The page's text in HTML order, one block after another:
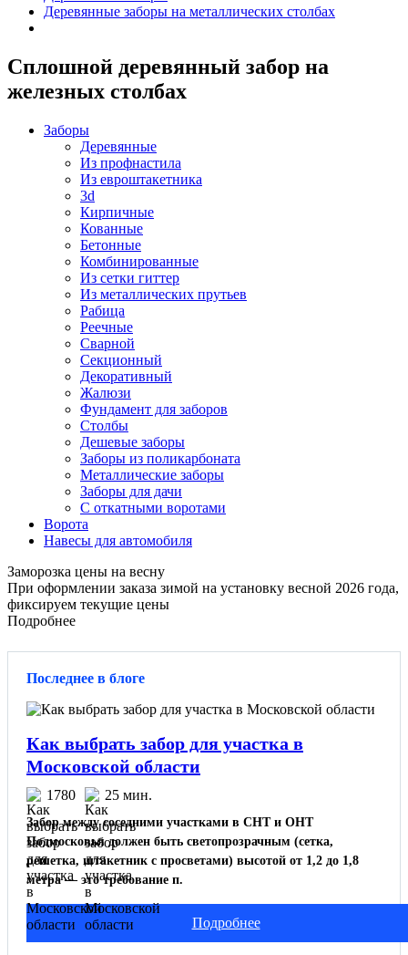
Деревянные заборы на металлических столбах
Сплошной деревянный забор на
железных столбах
Заборы
Деревянные
Из профнастила
Из евроштакетника
3d
Кирпичные
Кованные
Бетонные
Комбинированные
Из сетки гиттер
Из металлических прутьев
Рабица
Реечные
Сварной
Секционный
Декоративный
Жалюзи
Фундамент для заборов
Столбы
Дешевые заборы
Заборы из поликарбоната
Металлические заборы
Заборы для дачи
С откатными воротами
Ворота
Навесы для автомобиля
Заморозка цены на весну
При оформлении заказа зимой на установку весной 2026 года,
фиксируем текущие цены
Подробнее
Последнее в блоге
Как выбрать забор для участка в
Московской области
1780 25 мин.
Забор между соседними участками в СНТ и ОНТ
Подмосковья должен быть светопрозрачным (сетка,
решетка, штакетник с просветами) высотой от 1,2 до 1,8
метра — это требование п.
Подробнее